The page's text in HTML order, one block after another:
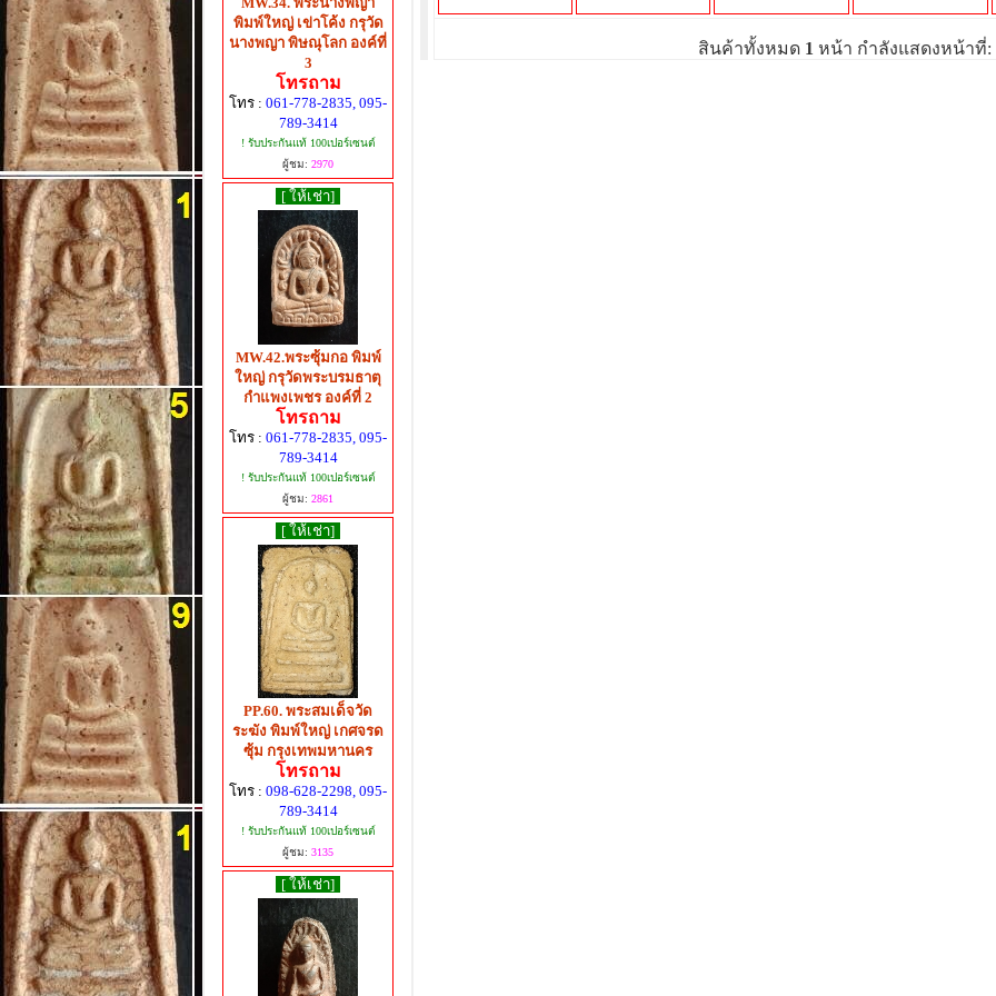
พิมพ์ใหญ่ เข่าโค้ง กรุวัด
นางพญา พิษณุโลก องค์ที่
3
โทรถาม
โทร : 061-778-2835, 095-
789-3414
! รับประกันแท้ 100เปอร์เซนต์
ผู้ชม: 2970
[ ให้เช่า]
MW.42.พระซุ้มกอ พิมพ์
ใหญ่ กรุวัดพระบรมธาตุ
กำแพงเพชร องค์ที่ 2
โทรถาม
โทร : 061-778-2835, 095-
789-3414
! รับประกันแท้ 100เปอร์เซนต์
ผู้ชม: 2861
[ ให้เช่า]
PP.60. พระสมเด็จวัด
ระฆัง พิมพ์ใหญ่ เกศจรด
ซุ้ม กรุงเทพมหานคร
โทรถาม
โทร : 098-628-2298, 095-
789-3414
! รับประกันแท้ 100เปอร์เซนต์
ผู้ชม: 3135
[ ให้เช่า]
สินค้าทั้งหมด 1 หน้า กำลังแสดงหน้าที่: